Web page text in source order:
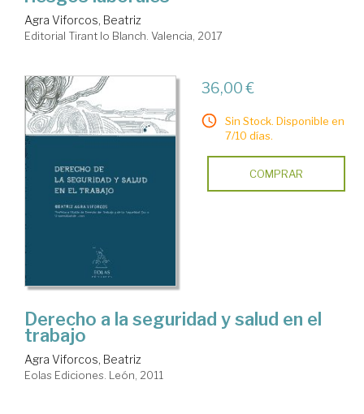
Agra Viforcos, Beatriz
Editorial Tirant lo Blanch. Valencia, 2017
36,00 €
Sin Stock. Disponible en
7/10 días.
COMPRAR
Derecho a la seguridad y salud en el
trabajo
Agra Viforcos, Beatriz
Eolas Ediciones. León, 2011